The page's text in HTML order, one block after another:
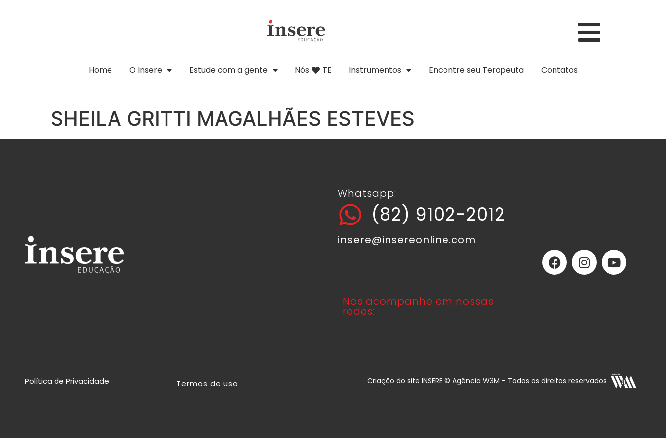
Home O Insere Estude com a gente Nós TE Instrumentos Encontre seu Terapeuta Contatos
SHEILA GRITTI MAGALHÃES ESTEVES
Whatsapp:
(82) 9102-2012
insere@insereonline.com
Nos acompanhe em nossas
redes:
Política de Privacidade Termos de uso Criação do site INSERE © Agência W3M – Todos os direitos reservados